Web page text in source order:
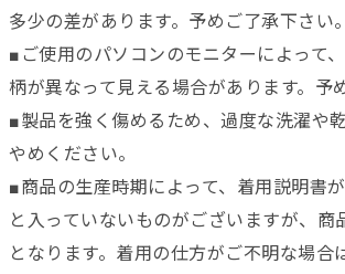
多少の差があります。予めご了承下さい。
■ご使用のパソコンのモニターによって
柄が異なって見える場合があります。予
■製品を強く傷めるため、過度な洗濯や
やめください。
■商品の生産時期によって、着用説明書
と入っていないものがございますが、商
となります。着用の仕方がご不明な場合